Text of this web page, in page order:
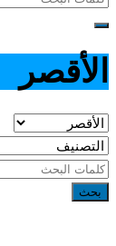
الأقصر
بحث